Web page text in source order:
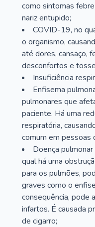
como sintomas
nariz entupido;
COVID-19, no
o organismo,
até dores, cansaço,
desconfortos e
Insuficiência
Enfisema
pulmonares que
paciente. Há uma
respiratória,
comum em pessoas
Doença
qual há uma
para os pulmões,
graves como o
consequência, pode
infartos. É causada
de cigarro;